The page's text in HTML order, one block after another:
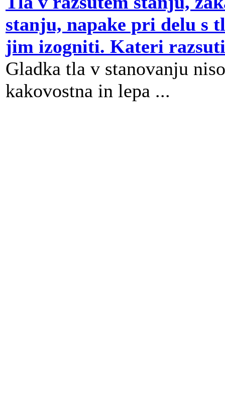
stanju, napake pri delu s
jim izogniti. Kateri
Gladka tla v stanovanju
kakovostna in lepa ...